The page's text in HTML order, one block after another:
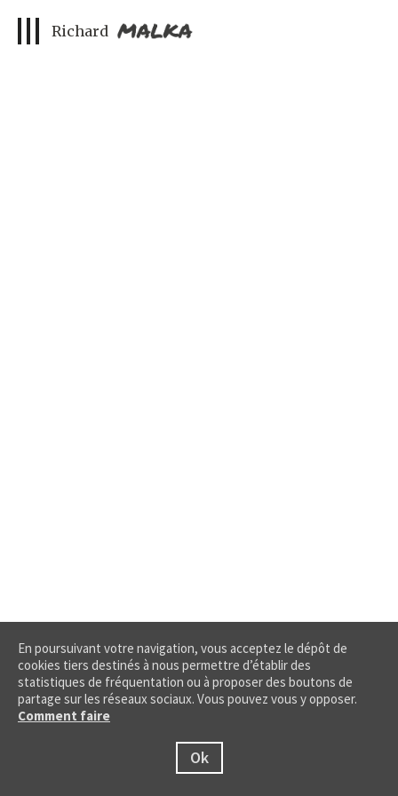
En poursuivant votre navigation, vous acceptez le dépôt de
cookies tiers destinés à nous permettre d’établir des
statistiques de fréquentation ou à proposer des boutons de
partage sur les réseaux sociaux. Vous pouvez vous y opposer.
Comment faire
Ok
Richard
à leurs enfants »